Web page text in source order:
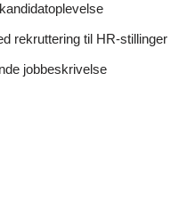
rekruttering til HR-stillinger
jobbeskrivelse